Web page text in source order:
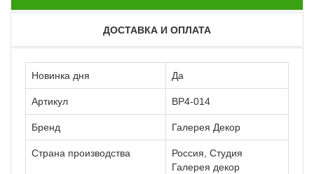
ДОСТАВКА И ОПЛАТА
Новинка дня Да
Артикул ВР4-014
Бренд Галерея Декор
Страна производства
Россия, Студия
Галерея декор